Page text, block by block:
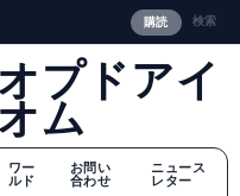
購読 検索
プドアイ
ム
ワー
ルド
お問い
合わせ
ニュース
レター